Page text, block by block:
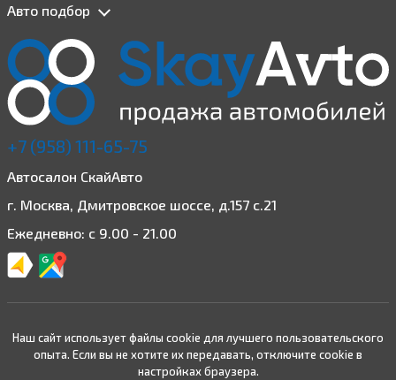
Авто подбор
+7 (958) 111-65-75
Автосалон СкайАвто
г. Москва, Дмитровское шоссе, д.157 с.21
Ежедневно: с 9.00 - 21.00
Наш сайт использует файлы cookie для лучшего пользовательского
опыта. Если вы не хотите их передавать, отключите cookie в
настройках браузера.